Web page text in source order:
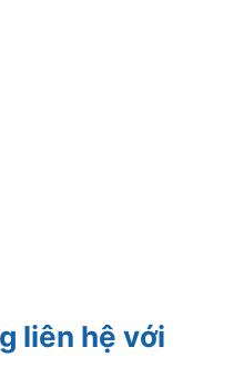
liên hệ với